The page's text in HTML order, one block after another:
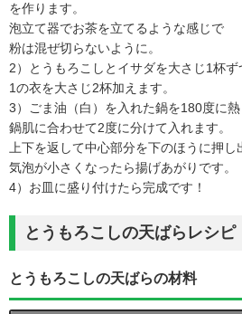
を作ります。
泡立て器でお茶を立てるような感じで
粉は混ぜ切らないように。
2）とうもろこしとイサダを大さじ1杯ず
1の衣を大さじ2杯加えます。
3）ごま油（白）を入れた鍋を180度に熱
鍋肌に合わせて2度に分けて入れます。
上下を返して中心部分を下のほうに押し
気泡が小さくなったら揚げあがりです。
4）お皿に盛り付けたら完成です！
とうもろこしの天ばらレシピ
とうもろこしの天ばらの材料